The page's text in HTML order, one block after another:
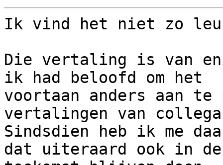
Ik vind het niet zo
Die vertaling is van
ik had beloofd om het
voortaan anders aan te
vertalingen van
Sindsdien heb ik me
dat uiteraard ook in de